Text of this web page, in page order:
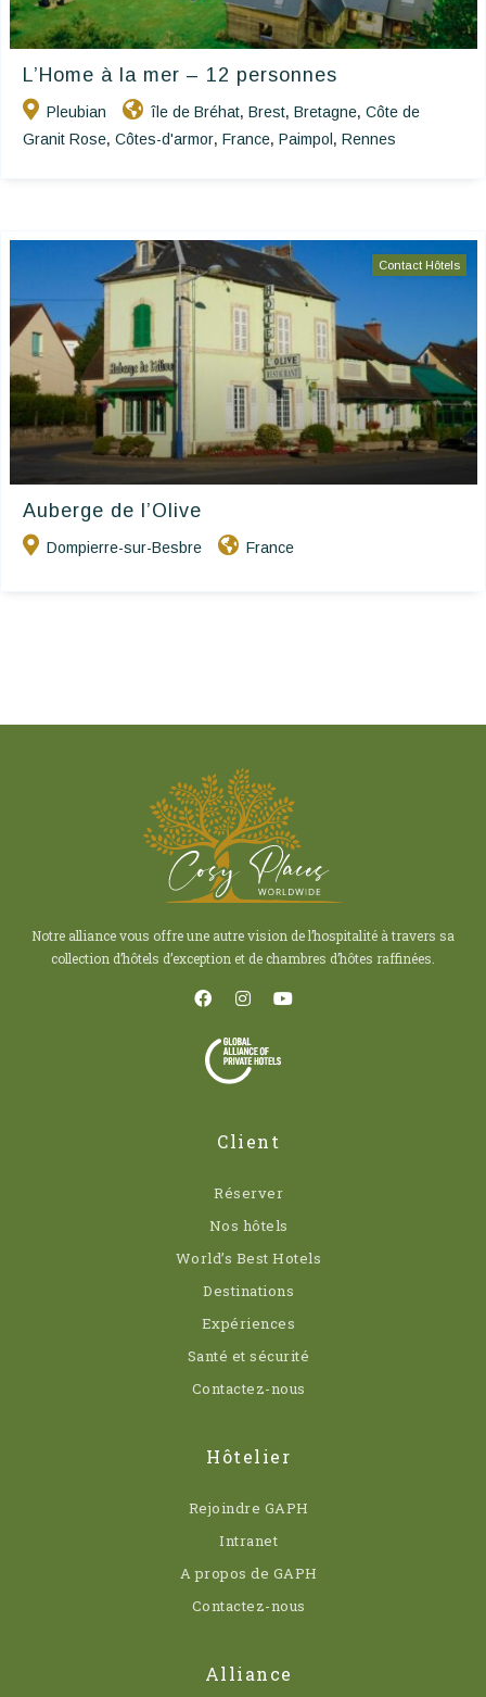
L’Home à la mer – 12 personnes
Pleubian île de Bréhat, Brest, Bretagne, Côte de
Granit Rose, Côtes-d'armor, France, Paimpol , Rennes
Contact Hôtels
Auberge de l’Olive
Dompierre-sur-Besbre France
Notre alliance vous offre une autre vision de l’hospitalité à travers sa
collection d’hôtels d’exception et de chambres d’hôtes raffinées.
Client
Réserver
Nos hôtels
World’s Best Hotels
Destinations
Expériences
Santé et sécurité
Contactez-nous
Hôtelier
Rejoindre GAPH
Intranet
A propos de GAPH
Contactez-nous
Alliance